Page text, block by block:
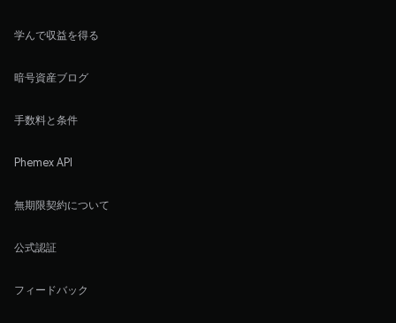
学んで収益を得る
暗号資産ブログ
手数料と条件
Phemex API
無期限契約について
公式認証
フィードバック